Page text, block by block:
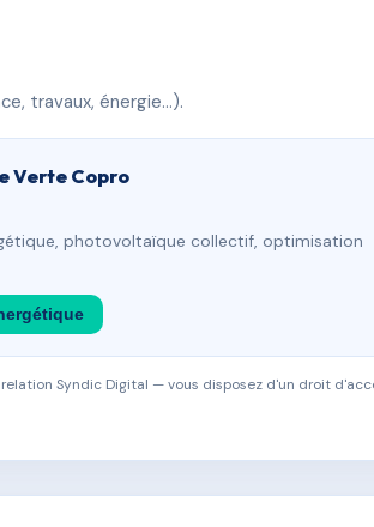
travaux, énergie…).
Verte Copro
photovoltaïque collectif, optimisation
Syndic Digital — vous disposez d'un droit